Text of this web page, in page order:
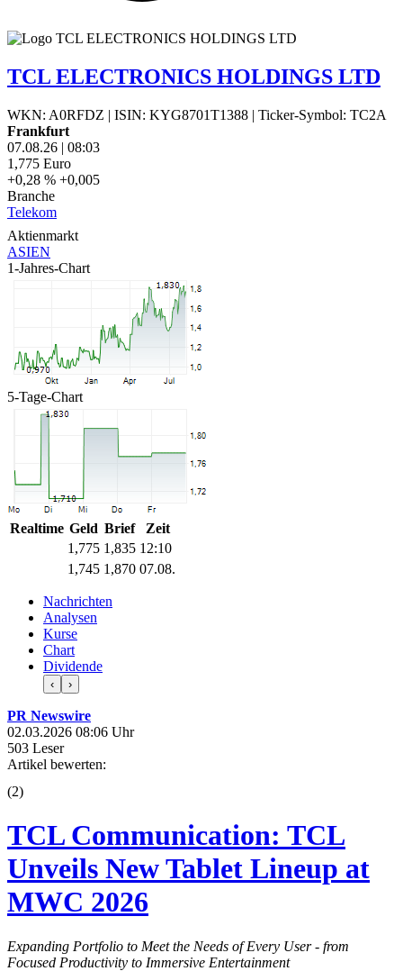
TCL ELECTRONICS HOLDINGS LTD
WKN: A0RFDZ | ISIN: KYG8701T1388 | Ticker-Symbol: TC2A
Frankfurt
07.08.26 | 08:03
1,775 Euro
+0,28 % +0,005
Branche
Telekom
Aktienmarkt
ASIEN
1-Jahres-Chart
5-Tage-Chart
Realtime Geld Brief
Zeit
1,775 1,835 12:10
1,745 1,870 07.08.
Nachrichten
Analysen
Kurse
Chart
Dividende
‹ ›
PR Newswire
02.03.2026 08:06 Uhr
503 Leser
Artikel bewerten:
(2)
TCL Communication: TCL
Unveils New Tablet Lineup at
MWC 2026
Expanding Portfolio to Meet the Needs of Every User - from
Focused Productivity to Immersive Entertainment